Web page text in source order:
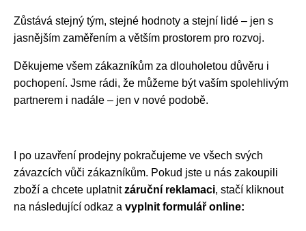
Zůstává stejný tým, stejné hodnoty a stejní lidé – jen s
jasnějším zaměřením a větším prostorem pro rozvoj.
Děkujeme všem zákazníkům za dlouholetou důvěru i
pochopení. Jsme rádi, že můžeme být vaším spolehlivým
partnerem i nadále – jen v nové podobě.
I po uzavření prodejny pokračujeme ve všech svých
závazcích vůči zákazníkům. Pokud jste u nás zakoupili
zboží a chcete uplatnitzáruční reklamaci, stačí kliknout
na následující odkaz a vyplnit formulář online: